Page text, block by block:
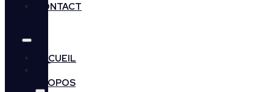
CONTACT
ACCUEIL
PROPOS